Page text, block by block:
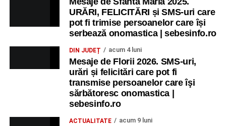
URĂRI, FELICITĂRI și SMS-uri care
pot fi trimise persoanelor care își
serbează onomastica | sebesinfo.ro
DIN JUDEȚ acum 4 luni
Mesaje de Florii 2026. SMS-uri,
urări și felicitări care pot fi
transmise persoanelor care îşi
sărbătoresc onomastica |
sebesinfo.ro
ACTUALITATE acum 9 luni